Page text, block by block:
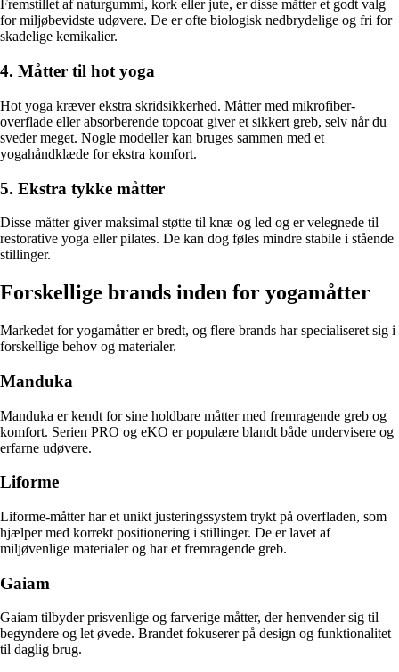
Fremstillet af naturgummi, kork eller jute, er disse måtter et godt valg
for miljøbevidste udøvere. De er ofte biologisk nedbrydelige og fri for
skadelige kemikalier.
4. Måtter til hot yoga
Hot yoga kræver ekstra skridsikkerhed. Måtter med mikrofiber-
overflade eller absorberende topcoat giver et sikkert greb, selv når du
sveder meget. Nogle modeller kan bruges sammen med et
yogahåndklæde for ekstra komfort.
5. Ekstra tykke måtter
Disse måtter giver maksimal støtte til knæ og led og er velegnede til
restorative yoga eller pilates. De kan dog føles mindre stabile i stående
stillinger.
Forskellige brands inden for yogamåtter
Markedet for yogamåtter er bredt, og flere brands har specialiseret sig i
forskellige behov og materialer.
Manduka
Manduka er kendt for sine holdbare måtter med fremragende greb og
komfort. Serien PRO og eKO er populære blandt både undervisere og
erfarne udøvere.
Liforme
Liforme-måtter har et unikt justeringssystem trykt på overfladen, som
hjælper med korrekt positionering i stillinger. De er lavet af
miljøvenlige materialer og har et fremragende greb.
Gaiam
Gaiam tilbyder prisvenlige og farverige måtter, der henvender sig til
begyndere og let øvede. Brandet fokuserer på design og funktionalitet
til daglig brug.